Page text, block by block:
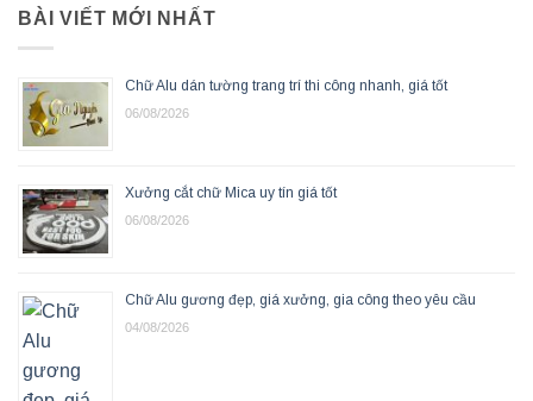
BÀI VIẾT MỚI NHẤT
Chữ Alu dán tường trang trí thi công nhanh, giá tốt
06/08/2026
Xưởng cắt chữ Mica uy tín giá tốt
06/08/2026
Chữ Alu gương đẹp, giá xưởng, gia công theo yêu cầu
04/08/2026